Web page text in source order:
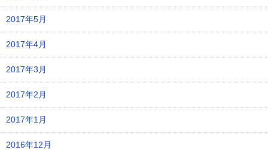
2017年5月
2017年4月
2017年3月
2017年2月
2017年1月
2016年12月